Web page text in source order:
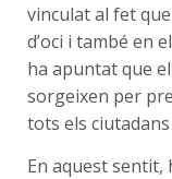
vinculat al fet
d’oci i també en
ha apuntat que
sorgeixen per
tots els
En aquest sentit,